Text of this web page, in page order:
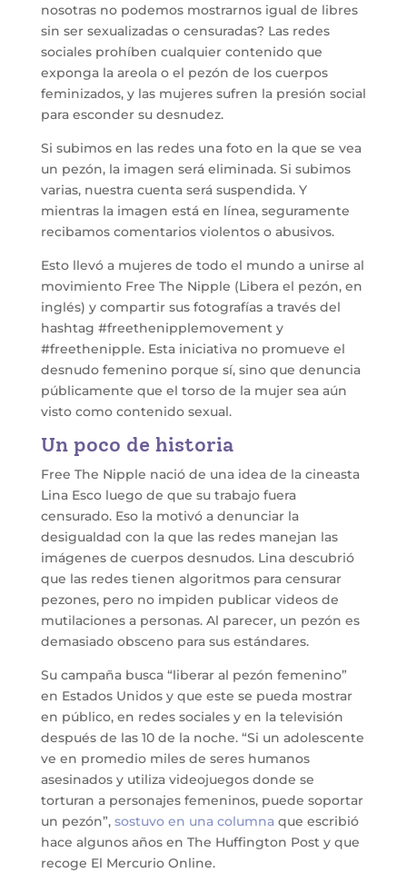
nosotras no podemos mostrarnos igual de libres
sin ser sexualizadas o censuradas? Las redes
sociales prohíben cualquier contenido que
exponga la areola o el pezón de los cuerpos
feminizados, y las mujeres sufren la presión social
para esconder su desnudez.
Si subimos en las redes una foto en la que se vea
un pezón, la imagen será eliminada. Si subimos
varias, nuestra cuenta será suspendida. Y
mientras la imagen está en línea, seguramente
recibamos comentarios violentos o abusivos.
Esto llevó a mujeres de todo el mundo a unirse al
movimiento Free The Nipple (Libera el pezón, en
inglés) y compartir sus fotografías a través del
hashtag #freethenipplemovement y
#freethenipple. Esta iniciativa no promueve el
desnudo femenino porque sí, sino que denuncia
públicamente que el torso de la mujer sea aún
visto como contenido sexual.
Un poco de historia
Free The Nipple nació de una idea de la cineasta
Lina Esco luego de que su trabajo fuera
censurado. Eso la motivó a denunciar la
desigualdad con la que las redes manejan las
imágenes de cuerpos desnudos. Lina descubrió
que las redes tienen algoritmos para censurar
pezones, pero no impiden publicar videos de
mutilaciones a personas. Al parecer, un pezón es
demasiado obsceno para sus estándares.
Su campaña busca “liberar al pezón femenino”
en Estados Unidos y que este se pueda mostrar
en público, en redes sociales y en la televisión
después de las 10 de la noche. “Si un adolescente
ve en promedio miles de seres humanos
asesinados y utiliza videojuegos donde se
torturan a personajes femeninos, puede soportar
un pezón”, sostuvo en una columna que escribió
hace algunos años en The Huffington Post y que
recoge El Mercurio Online.